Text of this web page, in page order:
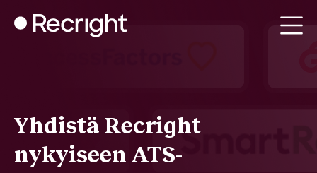
Yhdistä Recright
nykyiseen ATS-